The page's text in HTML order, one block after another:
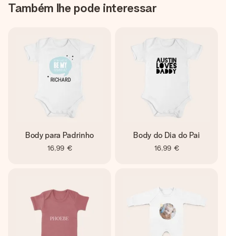
Também lhe pode interessar
Body para Padrinho
16,99 €
Body do Dia do Pai
16,99 €